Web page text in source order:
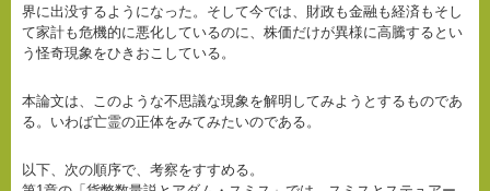
界に出没するようになった。そして今では、財政も金融も経済もそし
て家計も危機的に悪化しているのに、株価だけが異様に高騰するとい
う怪奇現象をひきおこしている。
本論文は、このような不思議な現象を解明してみようとするものであ
る。いわば亡霊の正体をみてみたいのである。
以下、次の順序で、考察をすすめる。